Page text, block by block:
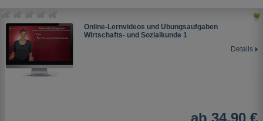
Online-Lernvideos und Übungsaufgaben
Wirtschafts- und Sozialkunde 1
Details